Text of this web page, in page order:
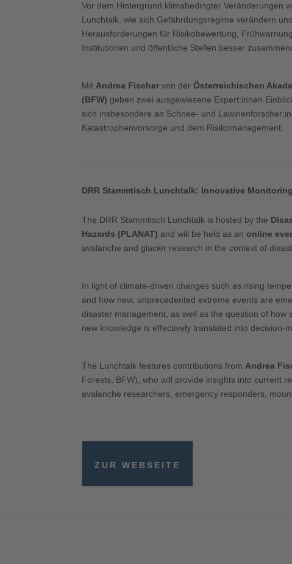
Vor dem Hintergrund klimabedingter Veränderungen
Lunchtalk, wie sich Gefährdungsregime verändern
Herausforderungen für Risikobewertung,
Institutionen und öffentliche Stellen besser
Mit Andrea Fischer von derÖsterreichischen
(BFW) geben zwei ausgewiesene Expert:innen
sich insbesondere an Schnee- und
Katastrophenvorsorge und dem Risikomanagement.
DRR Stammtisch Lunchtalk: Innovative
The DRR Stammtisch Lunchtalk is hosted by the
Hazards (PLANAT) and will be held as anonline
avalanche and glacier research in the context of
In light of climate-driven changes such as rising
and how new, unprecedented extreme events are
disaster management, as well as the question of
new knowledge is effectively translated into decision-
The Lunchtalk features contributions from Andrea
Forests, BFW), who will provide insights into current
avalanche researchers, emergency responders,
ZUR WEBSEITE